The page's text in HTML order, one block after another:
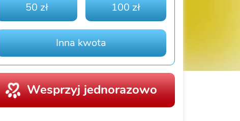
50 zł 100 zł
Inna kwota
Wesprzyj jednorazowo